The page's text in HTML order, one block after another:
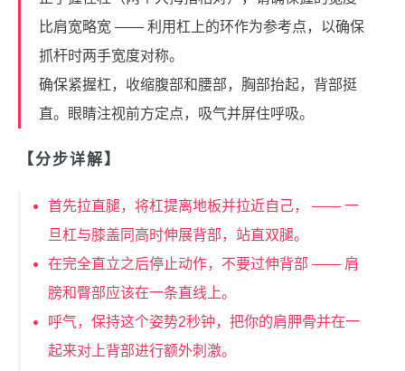
比肩宽略宽 —— 利用杠上的环作为参考点，以确保
抓杆时两手宽度对称。
确保紧握杠，收缩腹部和腰部，胸部抬起，背部挺
直。眼睛注视前方定点，吸气并屏住呼吸。
【分步详解】
首先拉直腿，将杠提离地板并拉近自己， —— 一
旦杠与膝盖同高时伸展背部，站直双腿。
在完全直立之后停止动作，不要过伸背部 —— 肩
膀和臀部应该在一条直线上。
呼气，保持这个姿势2秒钟，把你的肩胛骨并在一
起来对上背部进行额外刺激。